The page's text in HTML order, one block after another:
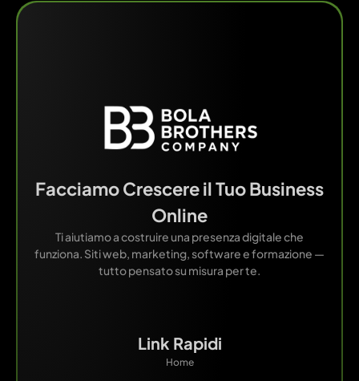
Facciamo Crescere il Tuo Business
Online
Ti aiutiamo a costruire una presenza digitale che
funziona. Siti web, marketing, software e formazione —
tutto pensato su misura per te.
Link Rapidi
Home